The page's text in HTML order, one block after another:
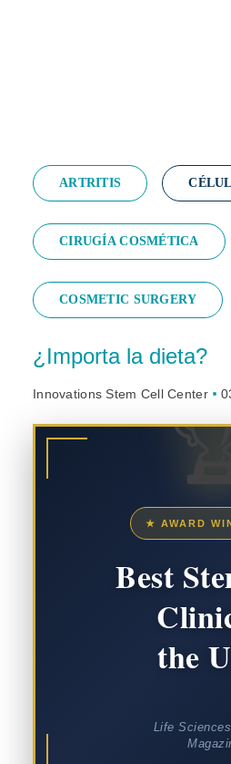
ARTRITIS
CIRUGÍA COSMÉTICA
COSMETIC SURGERY
¿Importa la dieta?
Innovations Stem Cell Center
★ AWARD
Best
the
Life